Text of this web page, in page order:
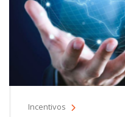
Incentivos